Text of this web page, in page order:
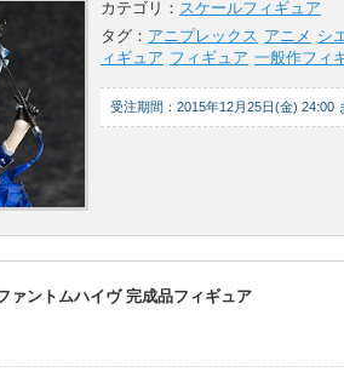
カテゴリ： スケールフィギュア
タグ： アニプレックス アニメ シ
ィギュア フィギュア 一般作フィ
受注期間：2015年12月25日(金) 24:00
ントムハイヴ 完成品フィギュア